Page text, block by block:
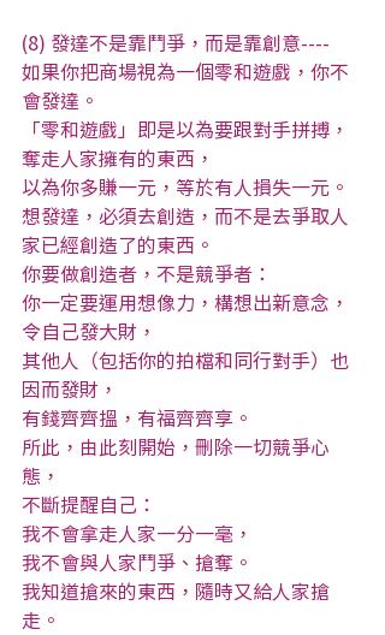
(8) 發達不是靠鬥爭，而是靠創意----
如果你把商場視為一個零和遊戲，你不
會發達。
「零和遊戲」即是以為要跟對手拼搏，
奪走人家擁有的東西，
以為你多賺一元，等於有人損失一元。
想發達，必須去創造，而不是去爭取人
家已經創造了的東西。
你要做創造者，不是競爭者：
你一定要運用想像力，構想出新意念，
令自己發大財，
其他人（包括你的拍檔和同行對手）也
因而發財，
有錢齊齊搵，有福齊齊享。
所此，由此刻開始，刪除一切競爭心
態，
不斷提醒自己：
我不會拿走人家一分一毫，
我不會與人家鬥爭、搶奪。
我知道搶來的東西，隨時又給人家搶
走。